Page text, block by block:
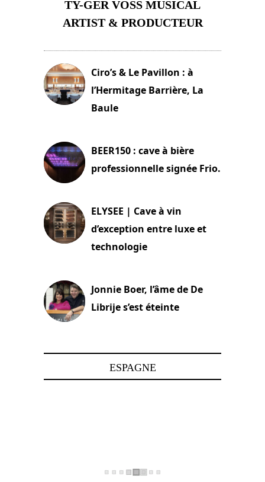
TY-GER VOSS MUSICAL
ARTIST & PRODUCTEUR
Ciro’s & Le Pavillon : à
l’Hermitage Barrière, La
Baule
BEER150 : cave à bière
professionnelle signée Frio.
ELYSEE | Cave à vin
d’exception entre luxe et
technologie
Jonnie Boer, l’âme de De
Librije s’est éteinte
ESPAGNE